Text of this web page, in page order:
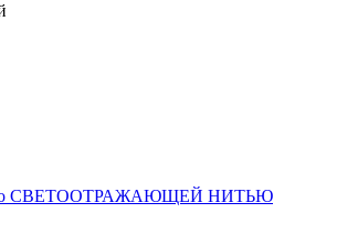
со СВЕТООТРАЖАЮЩЕЙ НИТЬЮ